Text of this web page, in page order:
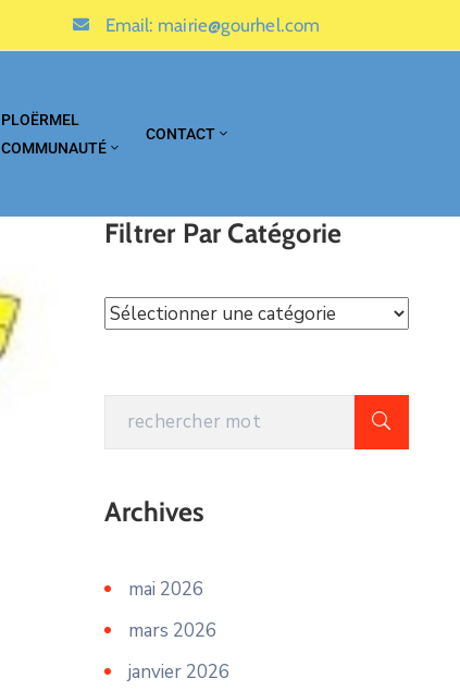
Email: mairie@gourhel.com
PLOËRMEL
COMMUNAUTÉ
CONTACT
Filtrer Par Catégorie
Archives
mai 2026
mars 2026
janvier 2026